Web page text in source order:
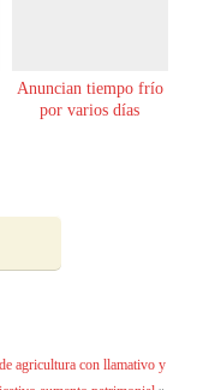
Anuncian tiempo frío
por varios días
agricultura con llamativo y